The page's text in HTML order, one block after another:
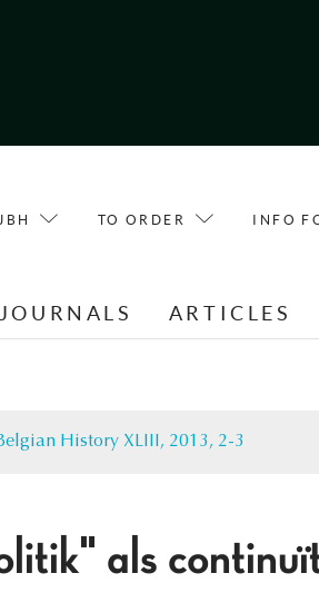
TO ORDER INFO
JOURNALS ARTICLES
History XLIII, 2013, 2-3
als